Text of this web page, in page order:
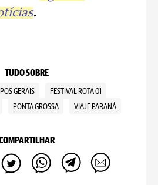
.
TUDO SOBRE
GERAIS
FESTIVAL ROTA 01
PONTA GROSSA VIAJE PARANÁ